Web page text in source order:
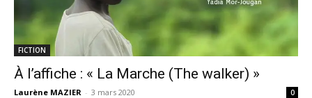
FICTION
À l’affiche : « La Marche (The walker) »
Laurène MAZIER - 3 mars 2020 0